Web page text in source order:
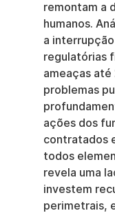
remontam a
humanos.
a
regulatórias
ameaças até
problemas
ações dos
contratados
todos
revela uma
investem
perimetrais,